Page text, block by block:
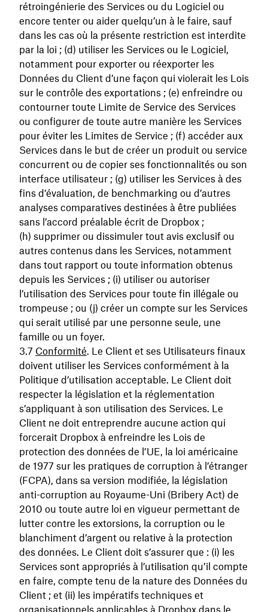
rétroingénierie des Services ou du Logiciel ou
encore tenter ou aider quelqu’un à le faire, sauf
dans les cas où la présente restriction est interdite
par la loi ; (d) utiliser les Services ou le Logiciel,
notamment pour exporter ou réexporter les
Données du Client d’une façon qui violerait les Lois
sur le contrôle des exportations ; (e) enfreindre ou
contourner toute Limite de Service des Services
ou configurer de toute autre manière les Services
pour éviter les Limites de Service ; (f) accéder aux
Services dans le but de créer un produit ou service
concurrent ou de copier ses fonctionnalités ou son
interface utilisateur ; (g) utiliser les Services à des
fins d’évaluation, de benchmarking ou d’autres
analyses comparatives destinées à être publiées
sans l’accord préalable écrit de Dropbox ;
(h) supprimer ou dissimuler tout avis exclusif ou
autres contenus dans les Services, notamment
dans tout rapport ou toute information obtenus
depuis les Services ; (i) utiliser ou autoriser
l’utilisation des Services pour toute fin illégale ou
trompeuse ; ou (j) créer un compte sur les Services
qui serait utilisé par une personne seule, une
famille ou un foyer.
Conformité. Le Client et ses Utilisateurs finaux
doivent utiliser les Services conformément à la
Politique d’utilisation acceptable. Le Client doit
respecter la législation et la réglementation
s’appliquant à son utilisation des Services. Le
Client ne doit entreprendre aucune action qui
forcerait Dropbox à enfreindre les Lois de
protection des données de l’UE, la loi américaine
de 1977 sur les pratiques de corruption à l’étranger
(FCPA), dans sa version modifiée, la législation
anti-corruption au Royaume-Uni (Bribery Act) de
2010 ou toute autre loi en vigueur permettant de
lutter contre les extorsions, la corruption ou le
blanchiment d’argent ou relative à la protection
des données. Le Client doit s’assurer que : (i) les
Services sont appropriés à l’utilisation qu’il compte
en faire, compte tenu de la nature des Données du
Client ; et (ii) les impératifs techniques et
organisationnels applicables à Dropbox dans le